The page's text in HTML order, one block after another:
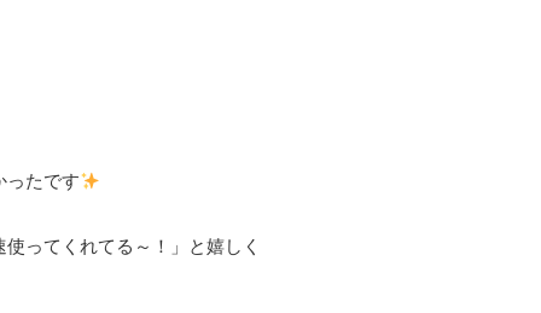
ったです
ってくれてる～！」と嬉しく